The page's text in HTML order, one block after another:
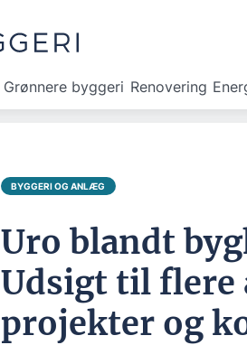
Grønnere byggeri Renovering
BYGGERI OG ANLÆG
Uro blandt
Udsigt til flere
projekter og